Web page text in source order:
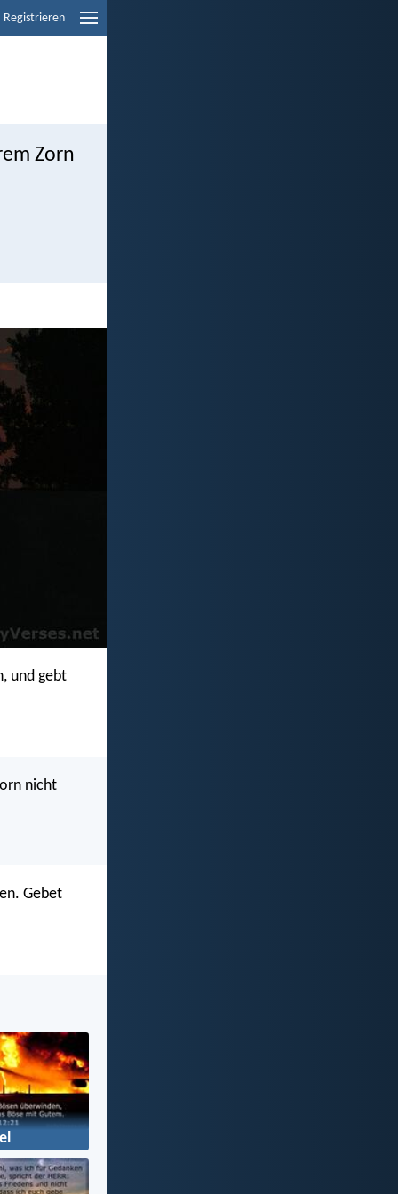
Registrieren
Zorn
und gebt
nicht
Gebet